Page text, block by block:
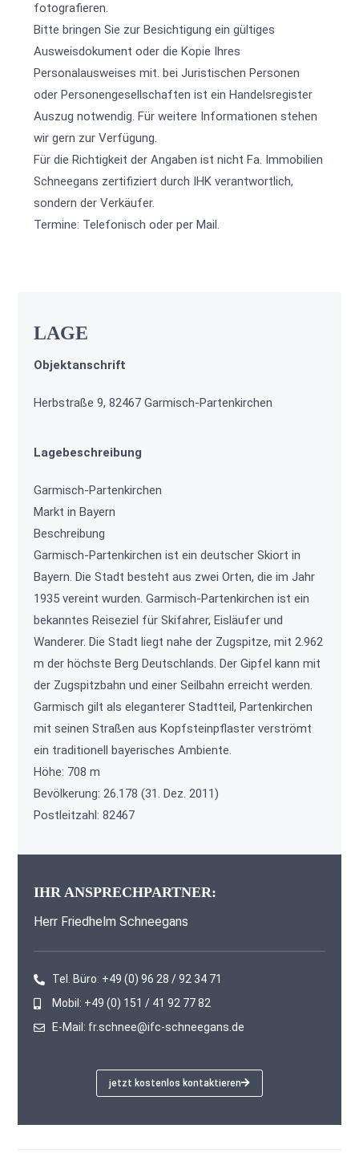
fotografieren.
Bitte bringen Sie zur Besichtigung ein gültiges
Ausweisdokument oder die Kopie Ihres
Personalausweises mit. bei Juristischen Personen
oder Personengesellschaften ist ein Handelsregister
Auszug notwendig. Für weitere Informationen stehen
wir gern zur Verfügung.
Für die Richtigkeit der Angaben ist nicht Fa. Immobilien
Schneegans zertifiziert durch IHK verantwortlich,
sondern der Verkäufer.
Termine: Telefonisch oder per Mail.
LAGE
Objektanschrift
Herbstraße 9, 82467 Garmisch-Partenkirchen
Lagebeschreibung
Garmisch-Partenkirchen
Markt in Bayern
Beschreibung
Garmisch-Partenkirchen ist ein deutscher Skiort in
Bayern. Die Stadt besteht aus zwei Orten, die im Jahr
1935 vereint wurden. Garmisch-Partenkirchen ist ein
bekanntes Reiseziel für Skifahrer, Eisläufer und
Wanderer. Die Stadt liegt nahe der Zugspitze, mit 2.962
m der höchste Berg Deutschlands. Der Gipfel kann mit
der Zugspitzbahn und einer Seilbahn erreicht werden.
Garmisch gilt als eleganterer Stadtteil, Partenkirchen
mit seinen Straßen aus Kopfsteinpflaster verströmt
ein traditionell bayerisches Ambiente.
Höhe: 708 m
Bevölkerung: 26.178 (31. Dez. 2011)
Postleitzahl: 82467
IHR ANSPRECHPARTNER:
Herr Friedhelm Schneegans
Tel. Büro: +49 (0) 96 28 / 92 34 71
Mobil: +49 (0) 151 / 41 92 77 82
E-Mail: fr.schnee@ifc-schneegans.de
jetzt kostenlos kontaktieren